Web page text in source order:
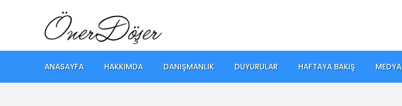
ANASAYFA HAKKIMDA DANIŞMANLIK DUYURULAR HAFTAYA BAKIŞ MEDYA